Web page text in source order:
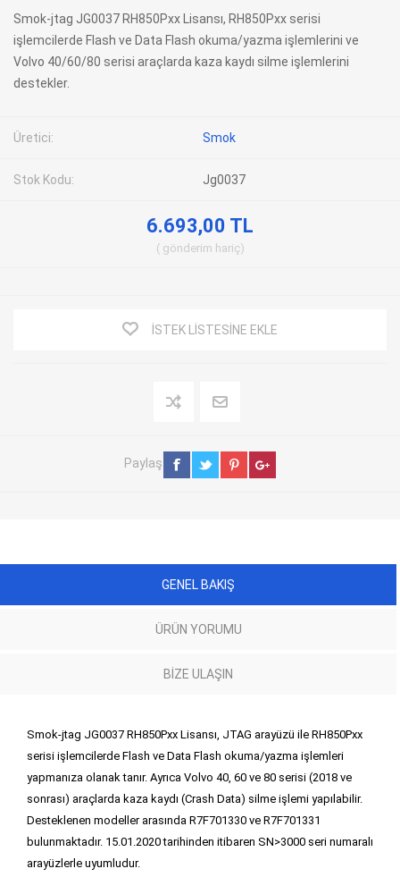
Smok-jtag JG0037 RH850Pxx Lisansı, RH850Pxx serisi
işlemcilerde Flash ve Data Flash okuma/yazma işlemlerini ve
Volvo 40/60/80 serisi araçlarda kaza kaydı silme işlemlerini
destekler.
Üretici: Smok
Stok Kodu: Jg0037
6.693,00 TL
gönderim hariç
İSTEK LISTESINE EKLE
Paylaş
GENEL BAKIŞ
ÜRÜN YORUMU
BIZE ULAŞIN
Smok-jtag JG0037 RH850Pxx Lisansı, JTAG arayüzü ile RH850Pxx
serisi işlemcilerde Flash ve Data Flash okuma/yazma işlemleri
yapmanıza olanak tanır. Ayrıca Volvo 40, 60 ve 80 serisi (2018 ve
sonrası) araçlarda kaza kaydı (Crash Data) silme işlemi yapılabilir.
Desteklenen modeller arasında R7F701330 ve R7F701331
bulunmaktadır. 15.01.2020 tarihinden itibaren SN>3000 seri numaralı
arayüzlerle uyumludur.